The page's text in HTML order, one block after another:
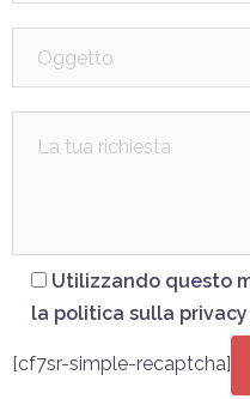
Utilizzando questo
la politica sulla
[cf7sr-simple-recaptcha]